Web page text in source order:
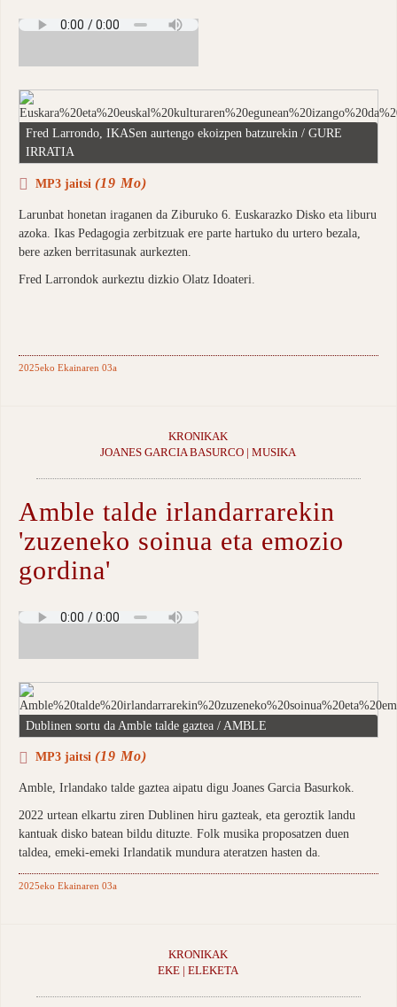
Fred Larrondo, IKASen aurtengo ekoizpen batzurekin / GURE
IRRATIA
MP3 jaitsi (19 Mo)
Larunbat honetan iraganen da Ziburuko 6. Euskarazko Disko eta liburu
azoka. Ikas Pedagogia zerbitzuak ere parte hartuko du urtero bezala,
bere azken berritasunak aurkezten.
Fred Larrondok aurkeztu dizkio Olatz Idoateri.
2025eko Ekainaren 03a
KRONIKAK
JOANES GARCIA BASURCO | MUSIKA
Amble talde irlandarrarekin
'zuzeneko soinua eta emozio
gordina'
Dublinen sortu da Amble talde gaztea / AMBLE
MP3 jaitsi (19 Mo)
Amble, Irlandako talde gaztea aipatu digu Joanes Garcia Basurkok.
2022 urtean elkartu ziren Dublinen hiru gazteak, eta geroztik landu
kantuak disko batean bildu dituzte. Folk musika proposatzen duen
taldea, emeki-emeki Irlandatik mundura ateratzen hasten da.
2025eko Ekainaren 03a
KRONIKAK
EKE | ELEKETA